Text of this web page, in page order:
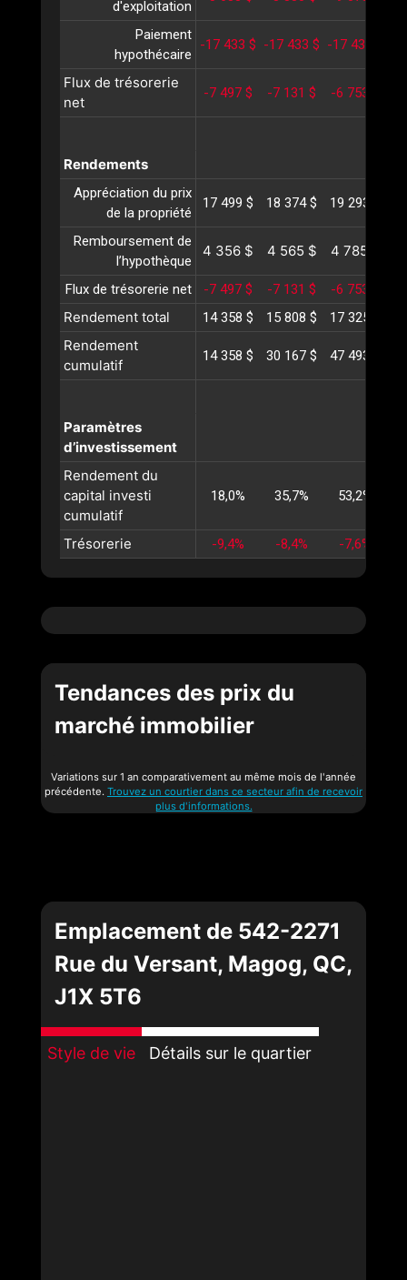
d'exploitation
Paiement
hypothécaire
-17 433 $ -17 433 $ -17 433 $
Flux de trésorerie
net
-7 497 $ -7 131 $ -6 753 $
Rendements
Appréciation du prix
de la propriété
17 499 $ 18 374 $ 19 293 $
Remboursement de
l’hypothèque
4 356 $ 4 565 $ 4 785 $
Flux de trésorerie net -7 497 $ -7 131 $ -6 753 $
Rendement total 14 358 $ 15 808 $ 17 325 $
Rendement
cumulatif
14 358 $ 30 167 $ 47 493 $
Paramètres
d’investissement
Rendement du
capital investi
cumulatif
18,0% 35,7% 53,2%
Trésorerie -9,4% -8,4% -7,6%
Tendances des prix du
marché immobilier
Variations sur 1 an comparativement au même mois de l'année
précédente. Trouvez un courtier dans ce secteur afin de recevoir
plus d'informations.
Emplacement de 542-2271
Rue du Versant, Magog, QC,
J1X 5T6
Style de vie Détails sur le quartier